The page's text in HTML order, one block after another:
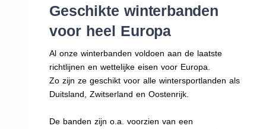
Geschikte winterbanden
voor heel Europa
Al onze winterbanden voldoen aan de laatste
richtlijnen en wettelijke eisen voor Europa.
Zo zijn ze geschikt voor alle wintersportlanden als
Duitsland, Zwitserland en Oostenrijk.
De banden zijn o.a. voorzien van een